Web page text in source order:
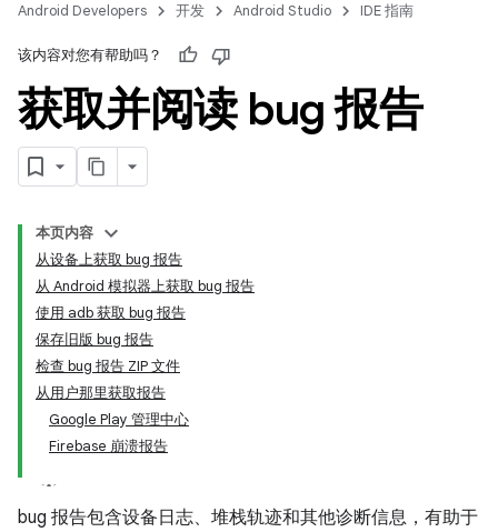
Android Developers 开发 Android Studio IDE 指南
该内容对您有帮助吗？
获取并阅读 bug 报告
本页内容
从设备上获取 bug 报告
从 Android 模拟器上获取 bug 报告
使用 adb 获取 bug 报告
保存旧版 bug 报告
检查 bug 报告 ZIP 文件
从用户那里获取报告
Google Play 管理中心
Firebase 崩溃报告
bug 报告包含设备日志、堆栈轨迹和其他诊断信息，有助于